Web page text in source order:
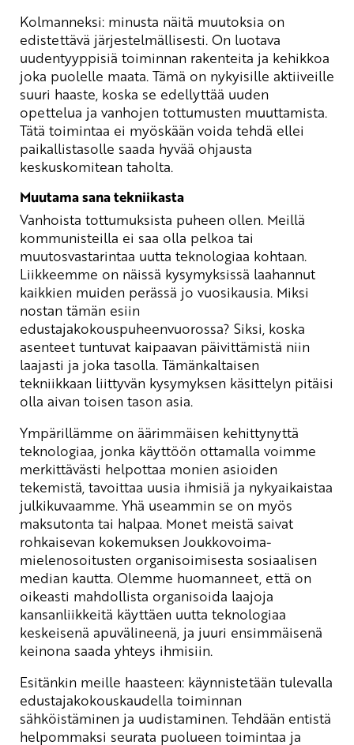
Kolmanneksi: minusta näitä muutoksia on
edistettävä järjestelmällisesti. On luotava
uudentyyppisiä toiminnan rakenteita ja kehikkoa
joka puolelle maata. Tämä on nykyisille aktiiveille
suuri haaste, koska se edellyttää uuden
opettelua ja vanhojen tottumusten muuttamista.
Tätä toimintaa ei myöskään voida tehdä ellei
paikallistasolle saada hyvää ohjausta
keskuskomitean taholta.
Muutama sana tekniikasta
Vanhoista tottumuksista puheen ollen. Meillä
kommunisteilla ei saa olla pelkoa tai
muutosvastarintaa uutta teknologiaa kohtaan.
Liikkeemme on näissä kysymyksissä laahannut
kaikkien muiden perässä jo vuosikausia. Miksi
nostan tämän esiin
edustajakokouspuheenvuorossa? Siksi, koska
asenteet tuntuvat kaipaavan päivittämistä niin
laajasti ja joka tasolla. Tämänkaltaisen
tekniikkaan liittyvän kysymyksen käsittelyn pitäisi
olla aivan toisen tason asia.
Ympärillämme on äärimmäisen kehittynyttä
teknologiaa, jonka käyttöön ottamalla voimme
merkittävästi helpottaa monien asioiden
tekemistä, tavoittaa uusia ihmisiä ja nykyaikaistaa
julkikuvaamme. Yhä useammin se on myös
maksutonta tai halpaa. Monet meistä saivat
rohkaisevan kokemuksen Joukkovoima-
mielenosoitusten organisoimisesta sosiaalisen
median kautta. Olemme huomanneet, että on
oikeasti mahdollista organisoida laajoja
kansanliikkeitä käyttäen uutta teknologiaa
keskeisenä apuvälineenä, ja juuri ensimmäisenä
keinona saada yhteys ihmisiin.
Esitänkin meille haasteen: käynnistetään tulevalla
edustajakokouskaudella toiminnan
sähköistäminen ja uudistaminen. Tehdään entistä
helpommaksi seurata puolueen toimintaa ja